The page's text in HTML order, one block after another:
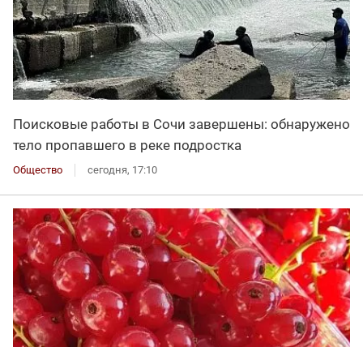
Поисковые работы в Сочи завершены: обнаружено
тело пропавшего в реке подростка
Общество сегодня, 17:10